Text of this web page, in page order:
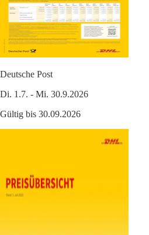
Deutsche Post
Di. 1.7. - Mi. 30.9.2026
Gültig bis 30.09.2026